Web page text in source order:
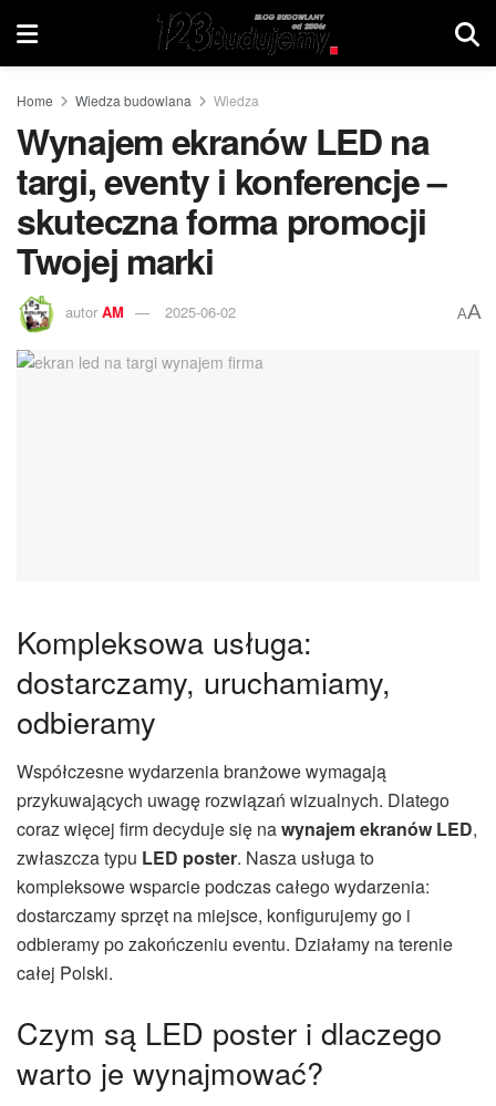
Home Wiedza budowlana Wiedza
Wynajem ekranów LED na
targi, eventy i konferencje –
skuteczna forma promocji
Twojej marki
autor AM 2025-06-02 AA
Kompleksowa usługa:
dostarczamy, uruchamiamy,
odbieramy
Współczesne wydarzenia branżowe wymagają
przykuwających uwagę rozwiązań wizualnych. Dlatego
coraz więcej firm decyduje się nawynajem ekranów LED,
zwłaszcza typu LED poster. Nasza usługa to
kompleksowe wsparcie podczas całego wydarzenia:
dostarczamy sprzęt na miejsce, konfigurujemy go i
odbieramy po zakończeniu eventu. Działamy na terenie
całej Polski.
Czym są LED poster i dlaczego
warto je wynajmować?